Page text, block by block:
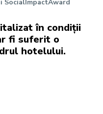
SocialImpactAward
în condiții
fi suferit o
hotelului.